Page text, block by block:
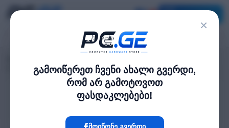
×
გამოიწერეთ ჩვენი ახალი გვერდი,
რომ არ გამოტოვოთ
ფასდაკლებები!
4 არხიანი IP ვიდეო ჩამწერი NVR - 1 მყარი დისკი, HiLook